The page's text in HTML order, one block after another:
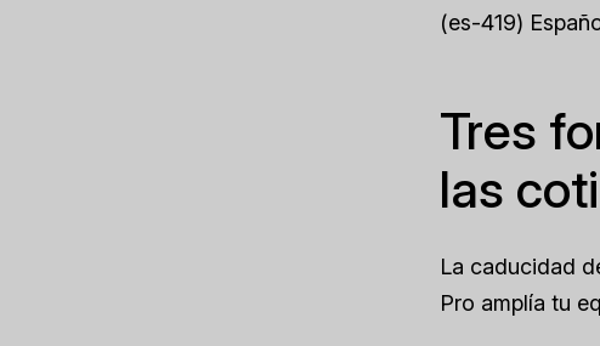
(es-419)
Tres
las
La caducidad
Pro amplía tu